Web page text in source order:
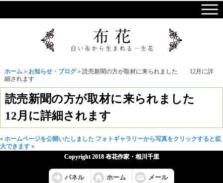
ホーム＞ お知らせ・ブログ＞読売新聞の方が取材に来られました 12月に詳
細されます
読売新聞の方が取材に来られました
12月に詳細されます
« ホームページを公開いたしました フォトギャラリーから写真をクリックすると拡
大できます »
Copyright 2018 布花作家・相川千里
パネル ホーム メール